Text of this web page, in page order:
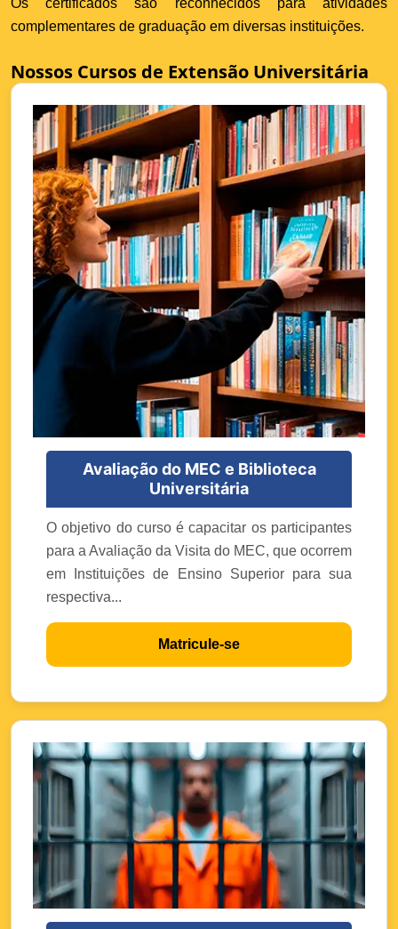
Os certificados são reconhecidos para atividades
complementares de graduação em diversas instituições.
Nossos Cursos de Extensão Universitária
Avaliação do MEC e Biblioteca
Universitária
O objetivo do curso é capacitar os participantes
para a Avaliação da Visita do MEC, que ocorrem
em Instituições de Ensino Superior para sua
respectiva...
Matricule-se